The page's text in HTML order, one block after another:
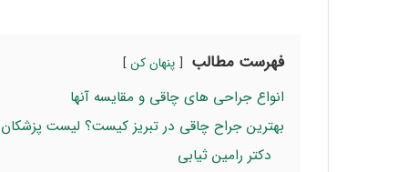
فهرست مطالب پنهان کن
انواع جراحی های چاقی و مقایسه آنها
بهترین جراح چاقی در تبریز کیست؟ لیست پزشکان
دکتر رامین ثیابی